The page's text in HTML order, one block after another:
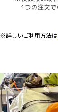
※詳しいご利用方法は